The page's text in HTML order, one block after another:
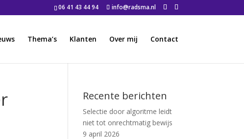
06 41 43 44 94 info@radsma.nl
Thema’s Klanten Over mij Contact
Recente berichten
Selectie door algoritme leidt
niet tot onrechtmatig bewijs
9 april 2026